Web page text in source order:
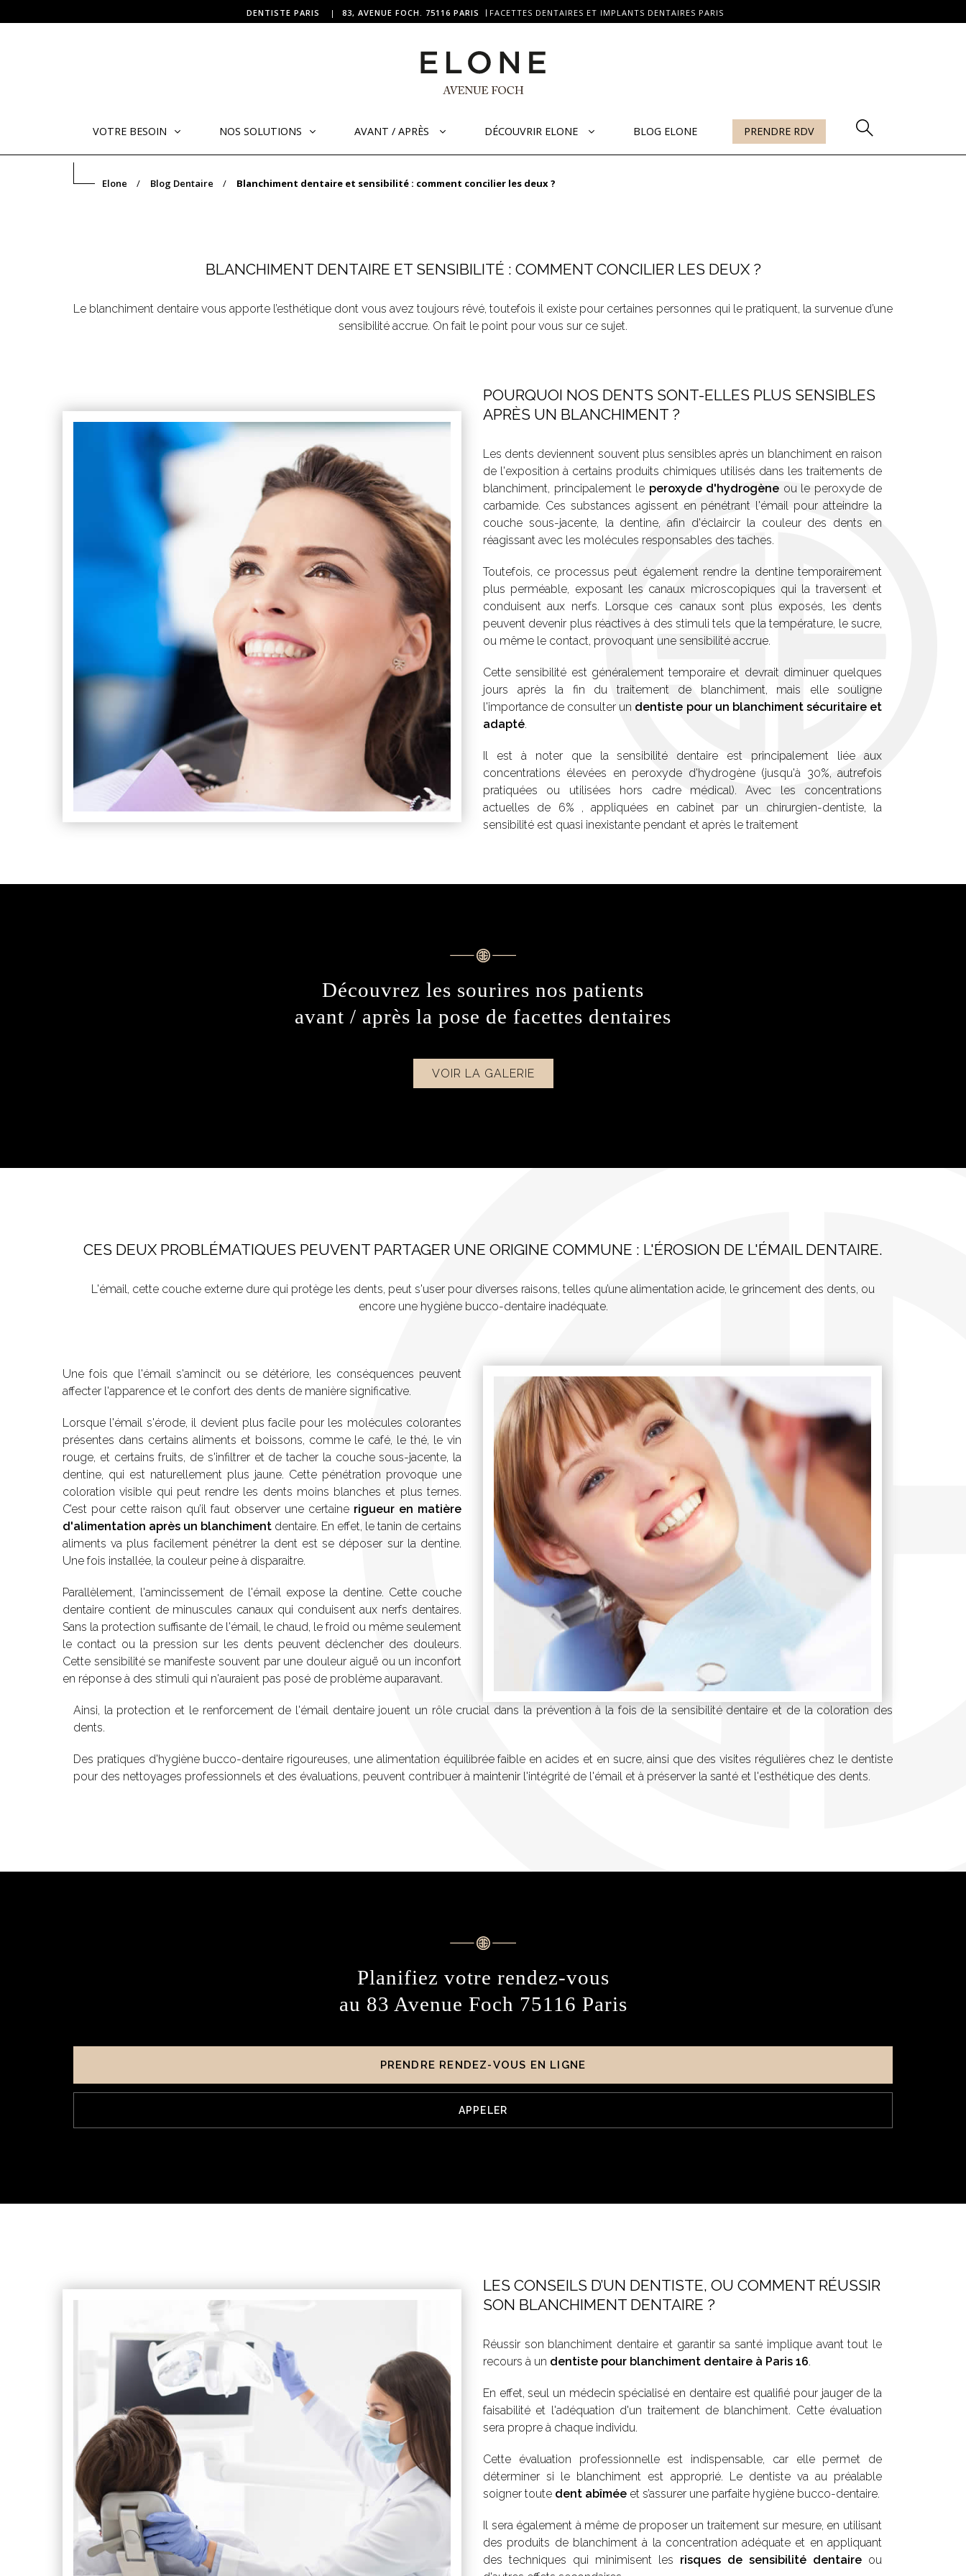
DENTISTE PARIS | 83, AVENUE FOCH. 75116 PARIS FACETTES DENTAIRES ET IMPLANTS DENTAIRES PARIS
VOTRE BESOIN NOS SOLUTIONS AVANT / APRÈS DÉCOUVRIR ELONE BLOG ELONE PRENDRE RDV
Elone Blog Dentaire Blanchiment dentaire et sensibilité : comment concilier les deux ?
BLANCHIMENT DENTAIRE ET SENSIBILITÉ : COMMENT CONCILIER LES DEUX ?
Le blanchiment dentaire vous apporte l’esthétique dont vous avez toujours rêvé, toutefois il existe pour certaines personnes qui le pratiquent, la survenue d’une
sensibilité accrue. On fait le point pour vous sur ce sujet.
POURQUOI NOS DENTS SONT-ELLES PLUS SENSIBLES
APRÈS UN BLANCHIMENT ?
Les dents deviennent souvent plus sensibles après un blanchiment en raison
de l'exposition à certains produits chimiques utilisés dans les traitements de
blanchiment, principalement le peroxyde d'hydrogène ou le peroxyde de
carbamide. Ces substances agissent en pénétrant l'émail pour atteindre la
couche sous-jacente, la dentine, afin d'éclaircir la couleur des dents en
réagissant avec les molécules responsables des taches.
Toutefois, ce processus peut également rendre la dentine temporairement
plus perméable, exposant les canaux microscopiques qui la traversent et
conduisent aux nerfs. Lorsque ces canaux sont plus exposés, les dents
peuvent devenir plus réactives à des stimuli tels que la température, le sucre,
ou même le contact, provoquant une sensibilité accrue.
Cette sensibilité est généralement temporaire et devrait diminuer quelques
jours après la fin du traitement de blanchiment, mais elle souligne
l'importance de consulter un dentiste pour un blanchiment sécuritaire et
adapté.
Il est à noter que la sensibilité dentaire est principalement liée aux
concentrations élevées en peroxyde d'hydrogène (jusqu'à 30%, autrefois
pratiquées ou utilisées hors cadre médical). Avec les concentrations
actuelles de 6% , appliquées en cabinet par un chirurgien-dentiste, la
sensibilité est quasi inexistante pendant et après le traitement
Découvrez les sourires nos patients
avant / après la pose de facettes dentaires
VOIR LA GALERIE
CES DEUX PROBLÉMATIQUES PEUVENT PARTAGER UNE ORIGINE COMMUNE : L'ÉROSION DE L'ÉMAIL DENTAIRE.
L'émail, cette couche externe dure qui protège les dents, peut s'user pour diverses raisons, telles qu’une alimentation acide, le grincement des dents, ou
encore une hygiène bucco-dentaire inadéquate.
Une fois que l'émail s'amincit ou se détériore, les conséquences peuvent
affecter l'apparence et le confort des dents de manière significative.
Lorsque l'émail s'érode, il devient plus facile pour les molécules colorantes
présentes dans certains aliments et boissons, comme le café, le thé, le vin
rouge, et certains fruits, de s'infiltrer et de tacher la couche sous-jacente, la
dentine, qui est naturellement plus jaune. Cette pénétration provoque une
coloration visible qui peut rendre les dents moins blanches et plus ternes.
C’est pour cette raison qu’il faut observer une certaine rigueur en matière
d'alimentation après un blanchiment dentaire. En effet, le tanin de certains
aliments va plus facilement pénétrer la dent est se déposer sur la dentine.
Une fois installée, la couleur peine à disparaitre.
Parallèlement, l'amincissement de l'émail expose la dentine. Cette couche
dentaire contient de minuscules canaux qui conduisent aux nerfs dentaires.
Sans la protection suffisante de l'émail, le chaud, le froid ou même seulement
le contact ou la pression sur les dents peuvent déclencher des douleurs.
Cette sensibilité se manifeste souvent par une douleur aiguë ou un inconfort
en réponse à des stimuli qui n'auraient pas posé de problème auparavant.
Ainsi, la protection et le renforcement de l'émail dentaire jouent un rôle crucial dans la prévention à la fois de la sensibilité dentaire et de la coloration des
dents.
Des pratiques d'hygiène bucco-dentaire rigoureuses, une alimentation équilibrée faible en acides et en sucre, ainsi que des visites régulières chez le dentiste
pour des nettoyages professionnels et des évaluations, peuvent contribuer à maintenir l'intégrité de l'émail et à préserver la santé et l'esthétique des dents.
Planifiez votre rendez-vous
au 83 Avenue Foch 75116 Paris
PRENDRE RENDEZ-VOUS EN LIGNE
APPELER
LES CONSEILS D’UN DENTISTE, OU COMMENT RÉUSSIR
SON BLANCHIMENT DENTAIRE ?
Réussir son blanchiment dentaire et garantir sa santé implique avant tout le
recours à un dentiste pour blanchiment dentaire à Paris 16.
En effet, seul un médecin spécialisé en dentaire est qualifié pour jauger de la
faisabilité et l'adéquation d'un traitement de blanchiment. Cette évaluation
sera propre à chaque individu.
Cette évaluation professionnelle est indispensable, car elle permet de
déterminer si le blanchiment est approprié. Le dentiste va au préalable
soigner toute dent abîmée et s’assurer une parfaite hygiène bucco-dentaire.
Il sera également à même de proposer un traitement sur mesure, en utilisant
des produits de blanchiment à la concentration adéquate et en appliquant
des techniques qui minimisent les risques de sensibilité dentaire ou